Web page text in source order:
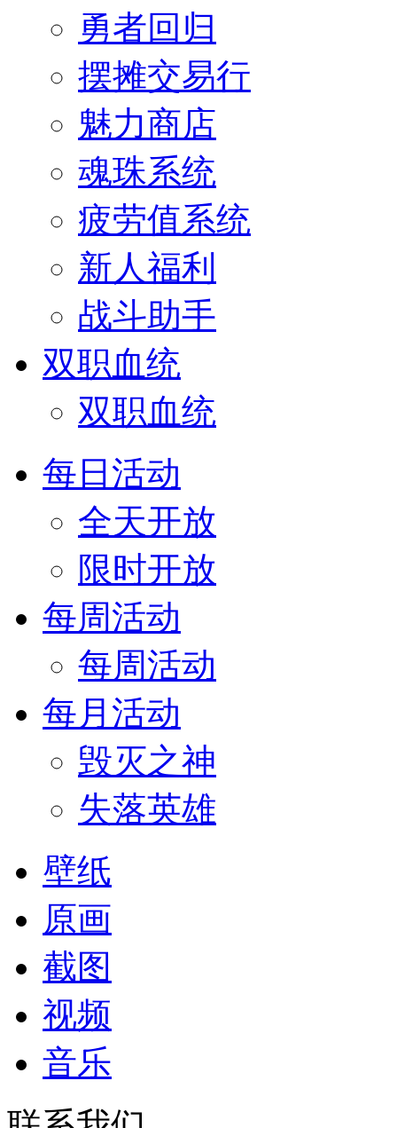
勇者回归
摆摊交易行
魅力商店
魂珠系统
疲劳值系统
新人福利
战斗助手
双职血统
双职血统
每日活动
全天开放
限时开放
每周活动
每周活动
每月活动
毁灭之神
失落英雄
壁纸
原画
截图
视频
音乐